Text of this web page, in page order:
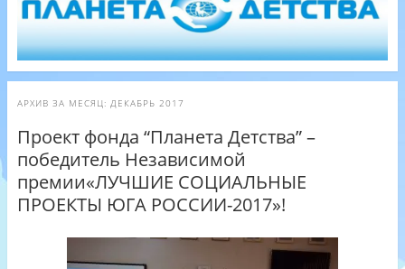
АРХИВ ЗА МЕСЯЦ: ДЕКАБРЬ 2017
Проект фонда “Планета Детства” –
победитель Независимой
премии«ЛУЧШИЕ СОЦИАЛЬНЫЕ
ПРОЕКТЫ ЮГА РОССИИ-2017»!